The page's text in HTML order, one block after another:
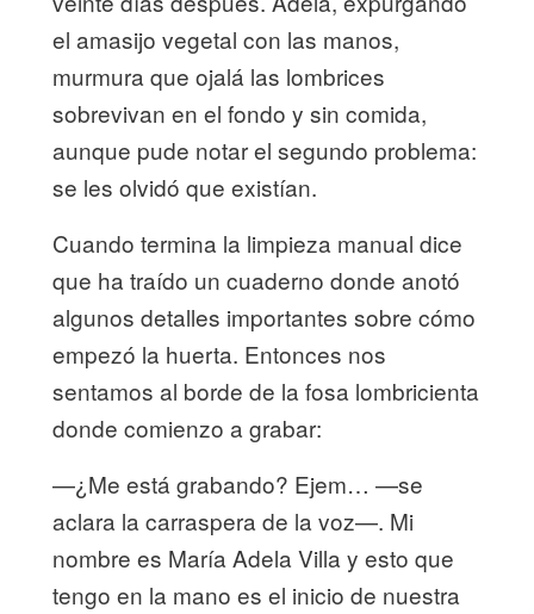
el amasijo vegetal con las manos,
murmura que ojalá las lombrices
sobrevivan en el fondo y sin comida,
aunque pude notar el segundo problema:
se les olvidó que existían.
Cuando termina la limpieza manual dice
que ha traído un cuaderno donde anotó
algunos detalles importantes sobre cómo
empezó la huerta. Entonces nos
sentamos al borde de la fosa lombricienta
donde comienzo a grabar:
—¿Me está grabando? Ejem… —se
aclara la carraspera de la voz—. Mi
nombre es María Adela Villa y esto que
tengo en la mano es el inicio de nuestra